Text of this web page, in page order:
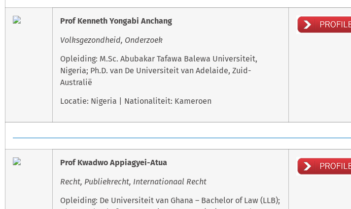
Prof Kenneth Yongabi Anchang
Volksgezondheid, Onderzoek
Opleiding: M.Sc. Abubakar Tafawa Balewa Universiteit,
Nigeria; Ph.D. van De Universiteit van Adelaide, Zuid-
Australië
Locatie: Nigeria | Nationaliteit: Kameroen
Prof Kwadwo Appiagyei-Atua
Recht, Publiekrecht, Internationaal Recht
Opleiding: De Universiteit van Ghana – Bachelor of Law (LLB);